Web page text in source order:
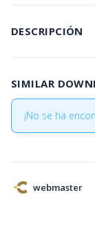
DESCRIPCIÓN
SIMILAR
¡No se ha
webmaster